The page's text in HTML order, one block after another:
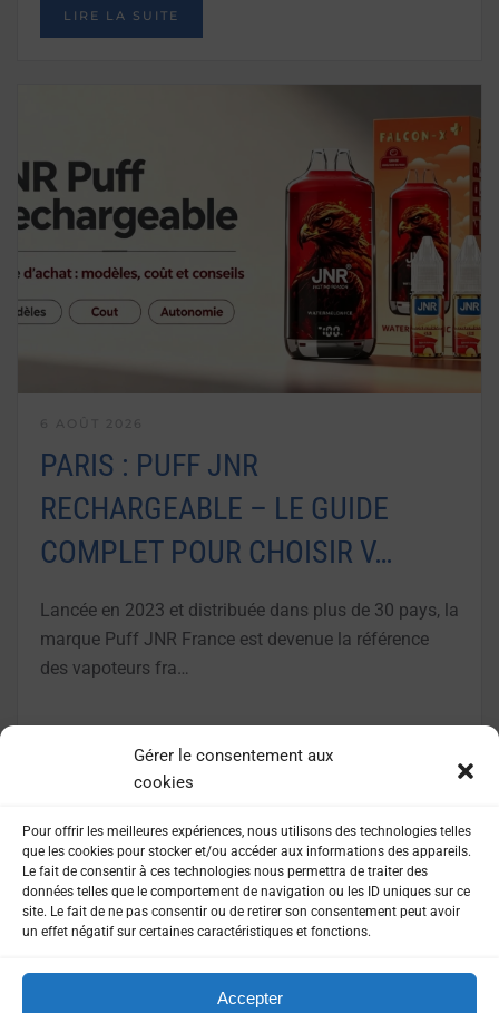
Gérer le consentement aux
cookies
Pour offrir les meilleures expériences, nous utilisons des technologies telles
que les cookies pour stocker et/ou accéder aux informations des appareils.
Le fait de consentir à ces technologies nous permettra de traiter des
données telles que le comportement de navigation ou les ID uniques sur ce
site. Le fait de ne pas consentir ou de retirer son consentement peut avoir
un effet négatif sur certaines caractéristiques et fonctions.
Accepter
LIRE LA SUITE
PARIS : PUFF JNR
RECHARGEABLE – LE GUIDE
COMPLET POUR CHOISIR V…
Lancée en 2023 et distribuée dans plus de 30 pays, la
marque Puff JNR France est devenue la référence
des vapoteurs fra…
LIRE LA SUITE
MENTIONS LÉGALES